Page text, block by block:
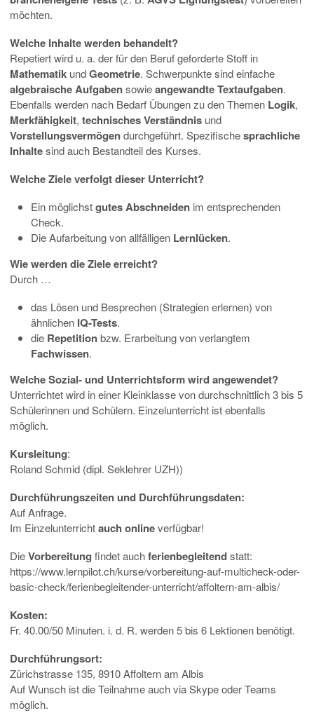
möchten.
Welche Inhalte werden behandelt?
Repetiert wird u. a. der für den Beruf geforderte Stoff in
Mathematik undGeometrie. Schwerpunkte sind einfache
algebraische Aufgabensowieangewandte Textaufgaben.
Ebenfalls werden nach Bedarf Übungen zu den Themen Logik,
Merkfähigkeit, technisches Verständnis und
Vorstellungsvermögendurchgeführt. Spezifischesprachliche
Inhaltesind auch Bestandteil des Kurses.
Welche Ziele verfolgt dieser Unterricht?
Ein möglichstgutes Abschneiden im entsprechenden
Check.
Die Aufarbeitung von allfälligen Lernlücken.
Wie werden die Ziele erreicht?
Durch …
das Lösen und Besprechen (Strategien erlernen) von
ähnlichen IQ-Tests.
die Repetitionbzw. Erarbeitung von verlangtem
Fachwissen.
Welche Sozial- und Unterrichtsform wird angewendet?
Unterrichtet wird in einer Kleinklasse von durchschnittlich 3 bis 5
Schülerinnen und Schülern. Einzelunterricht ist ebenfalls
möglich.
Kursleitung:
Roland Schmid (dipl. Seklehrer UZH))
Durchführungszeiten und Durchführungsdaten:
Auf Anfrage.
Im Einzelunterrichtauch onlineverfügbar!
DieVorbereitung findet auchferienbegleitendstatt:
https://www.lernpilot.ch/kurse/vorbereitung-auf-multicheck-oder-
basic-check/ferienbegleitender-unterricht/affoltern-am-albis/
Kosten:
Fr. 40.00/50 Minuten. i. d. R. werden 5 bis 6 Lektionen benötigt.
Durchführungsort:
Zürichstrasse 135, 8910 Affoltern am Albis
Auf Wunsch ist die Teilnahme auch via Skype oder Teams
möglich.